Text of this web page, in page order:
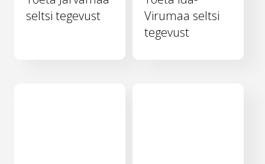
seltsi tegevust
Virumaa seltsi
tegevust